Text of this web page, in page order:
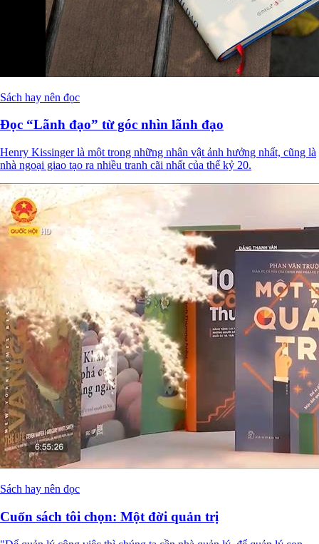
Sách hay nên đọc
Đọc “Lãnh đạo” từ góc nhìn lãnh đạo
Henry Kissinger là một trong những nhân vật ảnh hưởng nhất, cũng
là nhà ngoại giao tạo ra nhiều tranh cãi nhất của thế kỷ 20.